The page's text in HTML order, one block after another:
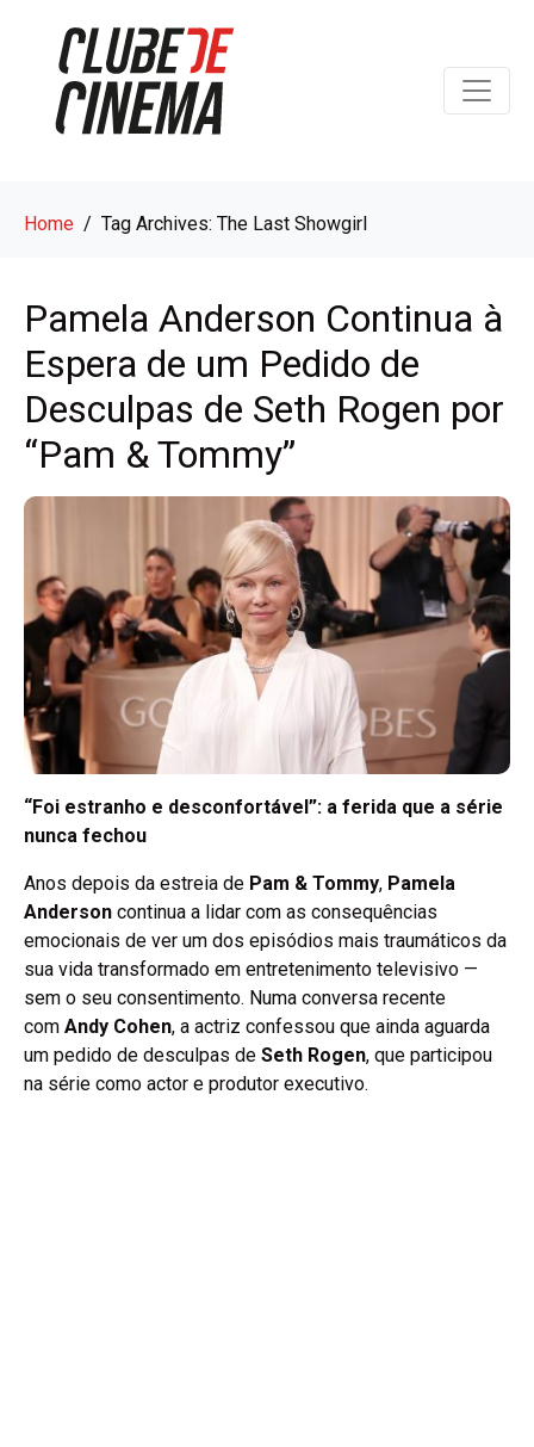
Home Tag Archives: The Last Showgirl
Pamela Anderson Continua à
Espera de um Pedido de
Desculpas de Seth Rogen por
“Pam & Tommy”
“Foi estranho e desconfortável”: a ferida que a série
nunca fechou
Anos depois da estreia de Pam & Tommy, Pamela
Anderson continua a lidar com as consequências
emocionais de ver um dos episódios mais traumáticos da
sua vida transformado em entretenimento televisivo —
sem o seu consentimento. Numa conversa recente
com Andy Cohen, a actriz confessou que ainda aguarda
um pedido de desculpas de Seth Rogen, que participou
na série como actor e produtor executivo.